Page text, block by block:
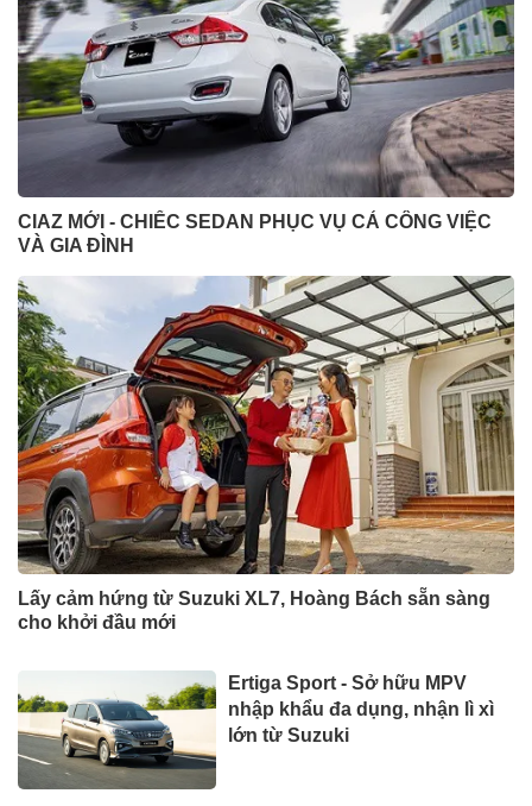
CIAZ MỚI - CHIẾC SEDAN PHỤC VỤ CẢ CÔNG VIỆC
VÀ GIA ĐÌNH
Lấy cảm hứng từ Suzuki XL7, Hoàng Bách sẵn sàng
cho khởi đầu mới
Ertiga Sport - Sở hữu MPV
nhập khẩu đa dụng, nhận lì xì
lớn từ Suzuki